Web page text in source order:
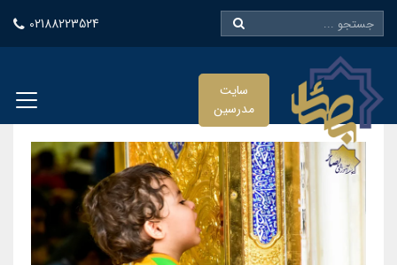
02188223524
سایت
مدرسین